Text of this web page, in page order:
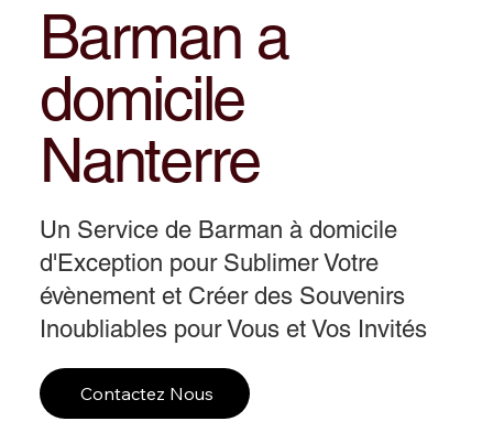
Barman a
domicile
Nanterre
Un Service de Barman à domicile
d'Exception pour Sublimer Votre
évènement et Créer des Souvenirs
Inoubliables pour Vous et Vos Invités
Contactez Nous